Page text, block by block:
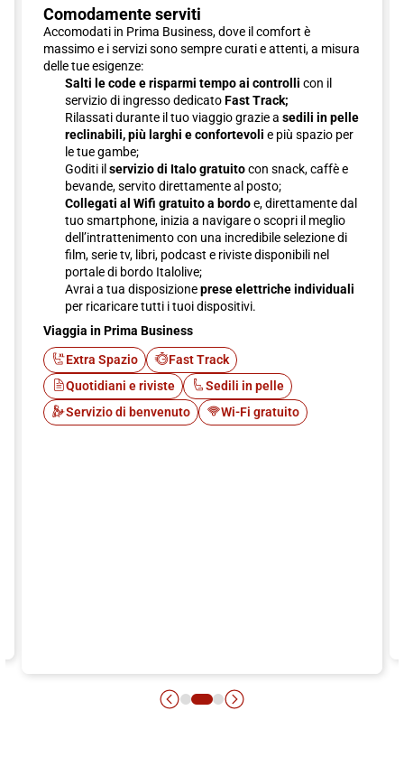
Comodamente serviti
Accomodati in Prima Business, dove il comfort è
massimo e i servizi sono sempre curati e attenti, a misura
delle tue esigenze:
Salti le code e risparmi tempo ai controlli con il
servizio di ingresso dedicatoFast Track;
Rilassati durante il tuo viaggio grazie a sedili in pelle
reclinabili, più larghi e confortevoli e più spazio per
le tue gambe;
Goditi il servizio di Italo gratuitocon snack, caffè e
bevande, servito direttamente al posto;
Collegati al Wifi gratuito a bordoe, direttamente dal
tuo smartphone, inizia a navigare o scopri il meglio
dell’intrattenimento con una incredibile selezione di
film, serie tv, libri, podcast e riviste disponibili nel
portale di bordo Italolive;
Avrai a tua disposizioneprese elettriche individuali
per ricaricare tutti i tuoi dispositivi.
Viaggia in Prima Business
Extra Spazio
Fast Track
Quotidiani e riviste
Sedili in pelle
Servizio di benvenuto
Wi-Fi gratuito